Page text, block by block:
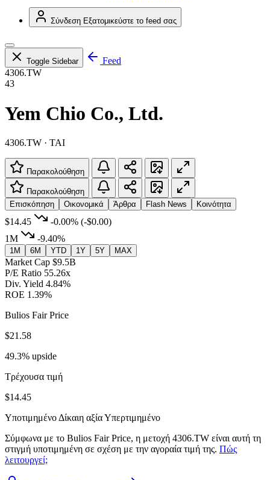
Σύνδεση Εξατομικεύστε το feed σας
Toggle Sidebar
Feed
4306.TW
43
Yem Chio Co., Ltd.
4306.TW · TAI
Παρακολούθηση
Παρακολούθηση
Επισκόπηση
Οικονομικά Άρθρα Flash News Κοινότητα
$14.45 -0.00% (-$0.00)
1M
-9.40%
1M 6M YTD 1Y 5Y MAX
Market Cap $9.5B
P/E Ratio 55.26x
Div. Yield 4.84%
ROE 1.39%
Bulios Fair Price
$21.58
49.3% upside
Τρέχουσα τιμή
$14.45
Υποτιμημένο Δίκαιη αξίαΥπερτιμημένο
Σύμφωνα με το Bulios Fair Price, η μετοχή 4306.TW είναι αυτή τη
στιγμή υποτιμημένη σε σχέση με την αγοραία τιμή της. Πώς
λειτουργεί;